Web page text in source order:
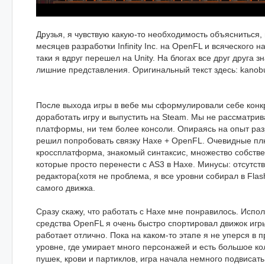
Друзья, я чувствую какую-то необходимость
месяцев разработки Infinity Inc. на OpenFL и всяческого
таки я вдруг перешел на Unity. На блогах все друг друга
лишние представления. Оригинальный текст здесь:
После выхода игры в вебе мы сформулировали себе
доработать игру и выпустить на Steam. Мы не
платформы, ни тем более консоли. Опираясь на опыт
решил попробовать связку Haxe + OpenFL. Очевидные
кроссплатформа, знакомый синтаксис, множество
которые просто перенести с AS3 в Haxe. Минусы:
редактора(хотя не проблема, я все уровни собирал в
самого движка.
Сразу скажу, что работать с Haxe мне понравилось.
средства OpenFL я очень быстро спортировал движок
работает отлично. Пока на каком-то этапе я не уперся в
уровне, где умирает много персонажей и есть большое
пушек, крови и партиклов, игра начала немного